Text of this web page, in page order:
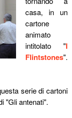
casa, in un
cartone
animato
intitolato "I
Flintstones".
serie di cartoni
"Gli antenati".